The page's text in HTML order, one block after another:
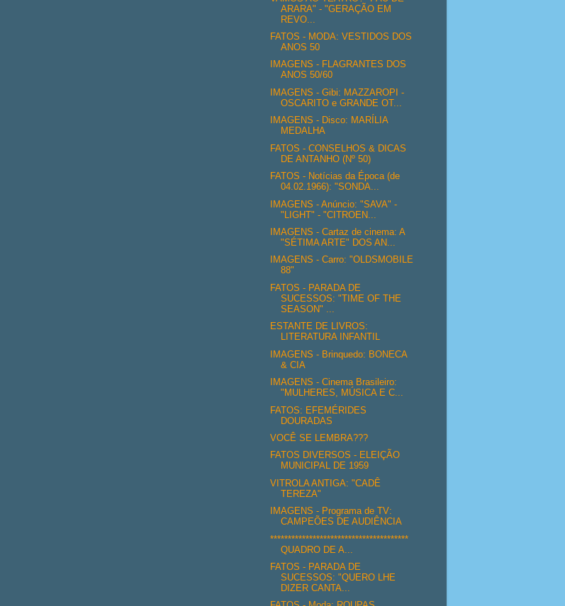
ARARA" - "GERAÇÃO EM
REVO...
FATOS - MODA: VESTIDOS DOS
ANOS 50
IMAGENS - FLAGRANTES DOS
ANOS 50/60
IMAGENS - Gibi: MAZZAROPI -
OSCARITO e GRANDE OT...
IMAGENS - Disco: MARÍLIA
MEDALHA
FATOS - CONSELHOS & DICAS
DE ANTANHO (Nº 50)
FATOS - Notícias da Época (de
04.02.1966): "SONDA...
IMAGENS - Anúncio: "SAVA" -
"LIGHT" - "CITROEN...
IMAGENS - Cartaz de cinema: A
"SÉTIMA ARTE" DOS AN...
IMAGENS - Carro: "OLDSMOBILE
88"
FATOS - PARADA DE
SUCESSOS: "TIME OF THE
SEASON" ...
ESTANTE DE LIVROS:
LITERATURA INFANTIL
IMAGENS - Brinquedo: BONECA
& CIA
IMAGENS - Cinema Brasileiro:
"MULHERES, MÚSICA E C...
FATOS: EFEMÉRIDES
DOURADAS
VOCÊ SE LEMBRA???
FATOS DIVERSOS - ELEIÇÃO
MUNICIPAL DE 1959
VITROLA ANTIGA: "CADÊ
TEREZA"
IMAGENS - Programa de TV:
CAMPEÕES DE AUDIÊNCIA
***************************************
QUADRO DE A...
FATOS - PARADA DE
SUCESSOS: "QUERO LHE
DIZER CANTA...